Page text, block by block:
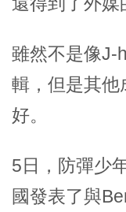
雖然不是像J-
輯，但是其他
好。
5日，防彈少
國發表了與